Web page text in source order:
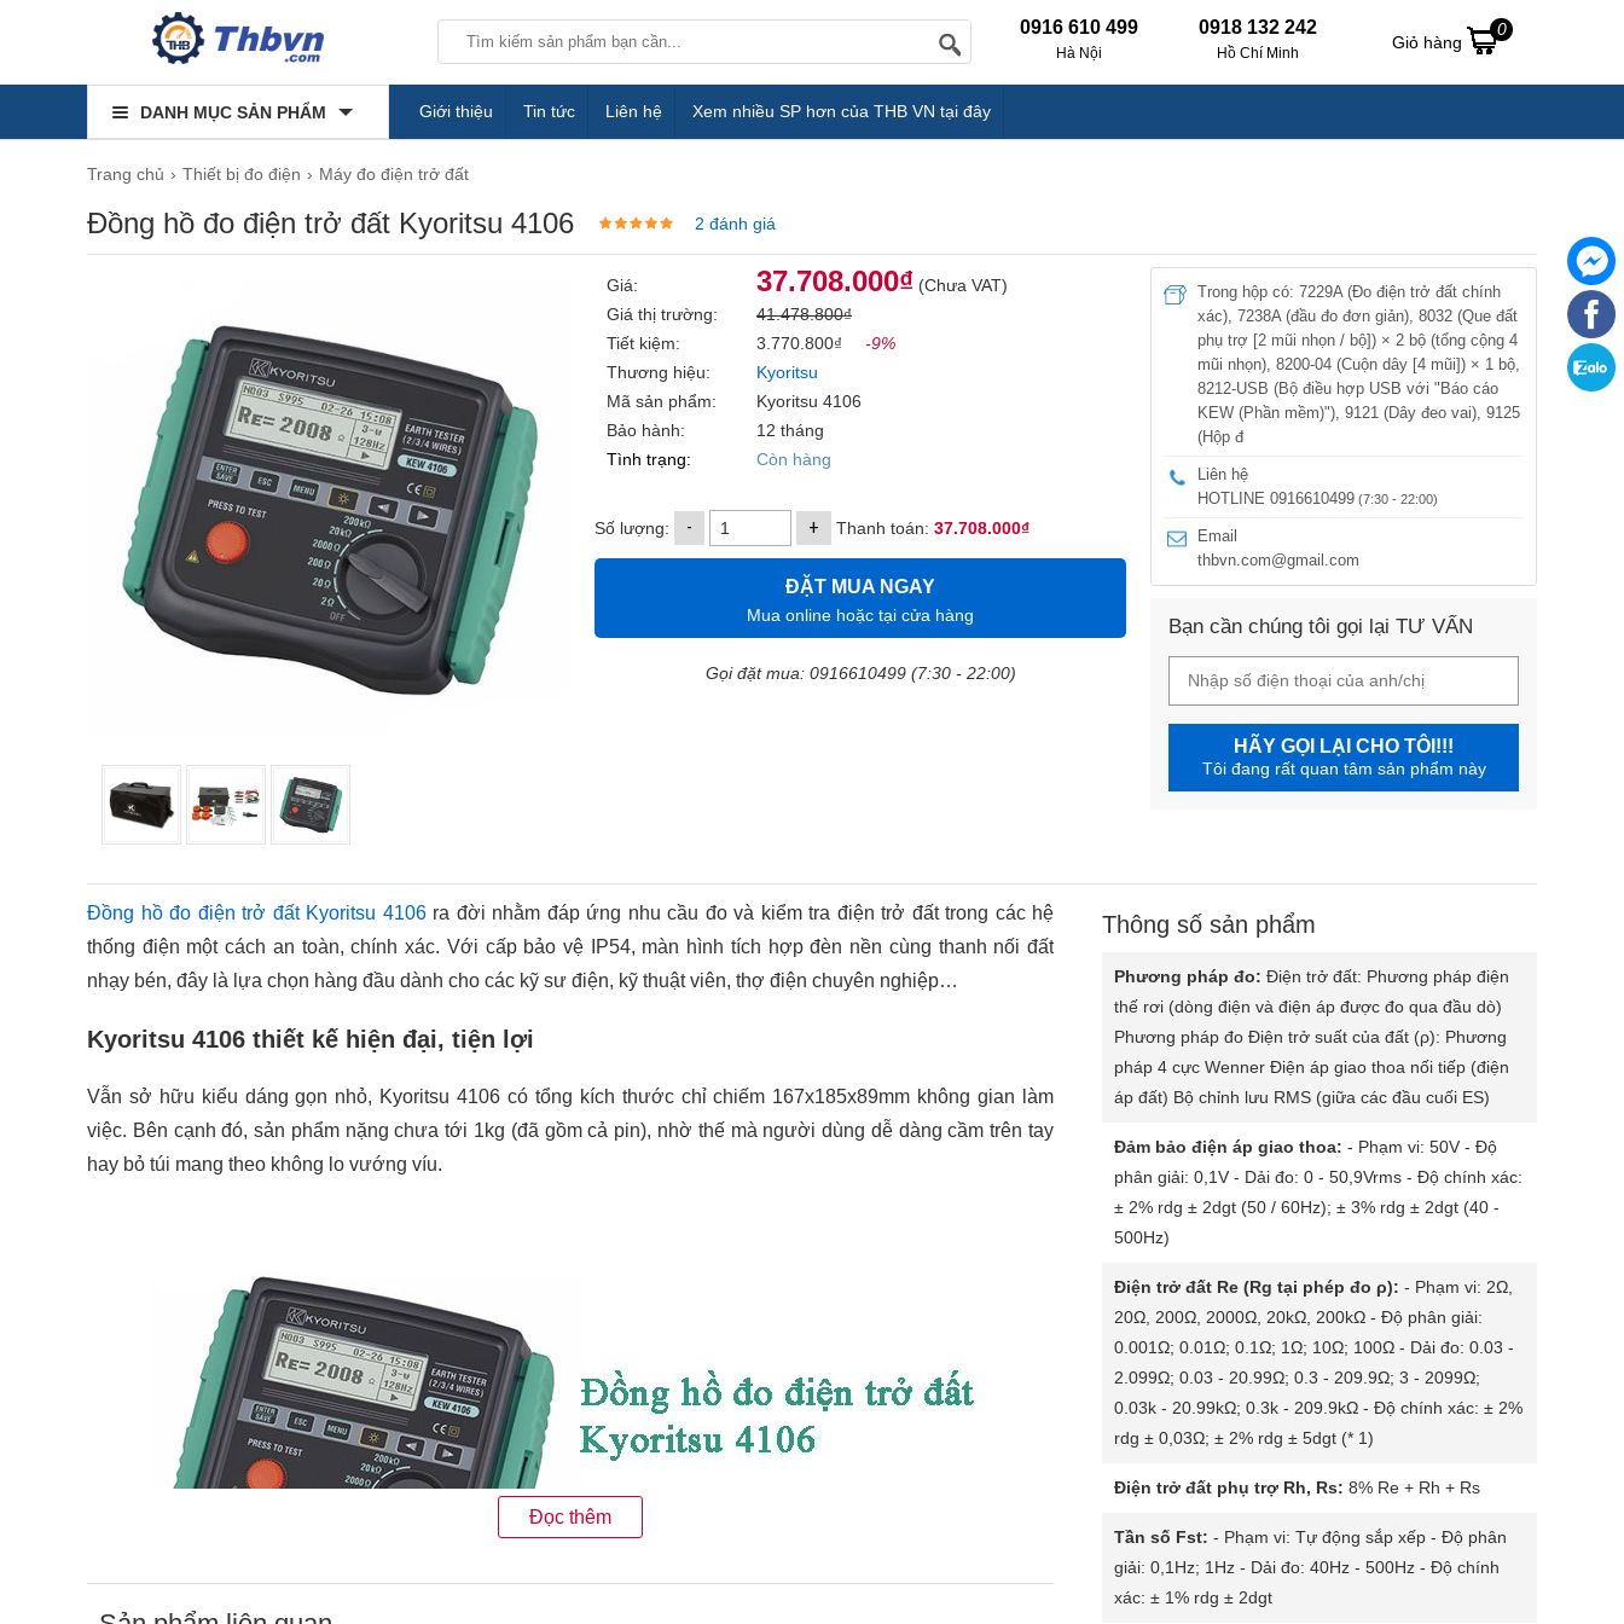
0916 610 499
Hà Nội
0918 132 242
Hồ Chí Minh
Giỏ hàng
0
DANH MỤC SẢN PHẨM Giới thiệu Tin tức Liên hệ Xem nhiều SP hơn của THB VN tại đây
Trang chủ Thiết bị đo điện Máy đo điện trở đất
Đồng hồ đo điện trở đất Kyoritsu 4106 2 đánh giá
Giá: 37.708.000₫ (Chưa VAT)
Giá thị trường:
41.478.800₫
Tiết kiệm:
3.770.800₫
-9%
Thương hiệu:
Kyoritsu
Mã sản phẩm:
Kyoritsu 4106
Bảo hành:
12 tháng
Tình trạng:
Còn hàng
Số lượng: - + Thanh toán: 37.708.000₫
ĐẶT MUA NGAY
Mua online hoặc tại cửa hàng
Gọi đặt mua: 0916610499 (7:30 - 22:00)
Trong hộp có: 7229A (Đo điện trở đất chính
xác), 7238A (đầu đo đơn giản), 8032 (Que đất
phụ trợ [2 mũi nhọn / bộ]) × 2 bộ (tổng cộng 4
mũi nhọn), 8200-04 (Cuộn dây [4 mũi]) × 1 bộ,
8212-USB (Bộ điều hợp USB với "Báo cáo
KEW (Phần mềm)"), 9121 (Dây đeo vai), 9125
(Hộp đ
Liên hệ
HOTLINE 0916610499 (7:30 - 22:00)
Email
thbvn.com@gmail.com
Bạn cần chúng tôi gọi lại TƯ VẤN
HÃY GỌI LẠI CHO TÔI!!!
Tôi đang rất quan tâm sản phẩm này
Đồng hồ đo điện trở đất Kyoritsu 4106ra đời nhằm đáp ứng nhu cầu đo và kiểm tra điện trở đất trong các hệ
thống điện một cách an toàn, chính xác. Với cấp bảo vệ IP54, màn hình tích hợp đèn nền cùng thanh nối đất
nhạy bén, đây là lựa chọn hàng đầu dành cho các kỹ sư điện, kỹ thuật viên, thợ điện chuyên nghiệp…
Kyoritsu 4106 thiết kế hiện đại, tiện lợi
Vẫn sở hữu kiểu dáng gọn nhỏ, Kyoritsu 4106 có tổng kích thước chỉ chiếm 167x185x89mm không gian làm
việc. Bên cạnh đó, sản phẩm nặng chưa tới 1kg (đã gồm cả pin), nhờ thế mà người dùng dễ dàng cầm trên tay
hay bỏ túi mang theo không lo vướng víu.
Đọc thêm
Thông số sản phẩm
Phương pháp đo: Điện trở đất: Phương pháp điện
thế rơi (dòng điện và điện áp được đo qua đầu dò)
Phương pháp đo Điện trở suất của đất (ρ): Phương
pháp 4 cực Wenner Điện áp giao thoa nối tiếp (điện
áp đất) Bộ chỉnh lưu RMS (giữa các đầu cuối ES)
Đảm bảo điện áp giao thoa: - Phạm vi: 50V - Độ
phân giải: 0,1V - Dải đo: 0 - 50,9Vrms - Độ chính xác:
± 2% rdg ± 2dgt (50 / 60Hz); ± 3% rdg ± 2dgt (40 -
500Hz)
Điện trở đất Re (Rg tại phép đo ρ): - Phạm vi: 2Ω,
20Ω, 200Ω, 2000Ω, 20kΩ, 200kΩ - Độ phân giải:
0.001Ω; 0.01Ω; 0.1Ω; 1Ω; 10Ω; 100Ω - Dải đo: 0.03 -
2.099Ω; 0.03 - 20.99Ω; 0.3 - 209.9Ω; 3 - 2099Ω;
0.03k - 20.99kΩ; 0.3k - 209.9kΩ - Độ chính xác: ± 2%
rdg ± 0,03Ω; ± 2% rdg ± 5dgt (* 1)
Điện trở đất phụ trợ Rh, Rs: 8% Re + Rh + Rs
Tần số Fst: - Phạm vi: Tự động sắp xếp - Độ phân
giải: 0,1Hz; 1Hz - Dải đo: 40Hz - 500Hz - Độ chính
xác: ± 1% rdg ± 2dgt